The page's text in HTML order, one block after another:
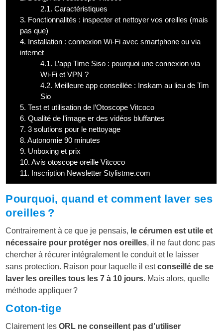
2.1. Caractéristiques
3. Fonctionnalités : inspecter et nettoyer vos oreilles (mais
pas que)
4. Installation : connexion Wi-Fi avec smartphone ou via
internet
4.1. L’app Time Siso : pourquoi une connexion via
Wi-Fi et VPN ?
4.2. Meilleure app conseillée : Inskam au lieu de Tim
Sio
5. Test et utilisation de l’Otoscope Vitcoco
6. Qualité de l’image er des vidéos bluffantes
7. 3 solutions pour le nettoyage
8. Autonomie 90 minutes
9. Unboxing et prix
10. Avis otoscope oreille Vitcoco
11. Inscription Newsletter Stylistme.com
Pourquoi, quand et comment laver ses
oreilles ?
Contrairement à ce que je pensais, le cérumen est utile et
nécessaire pour protéger nos oreilles, il ne faut donc pas
chercher à récurer intégralement le conduit et le laisser
sans protection. Raison pour laquelle il estconseillé de se
laver les oreilles tous les 7 à 10 jours. Mais alors, quelle
méthode appliquer ?
Coton-tige
Clairement lesORL ne conseillent pas d’utiliser